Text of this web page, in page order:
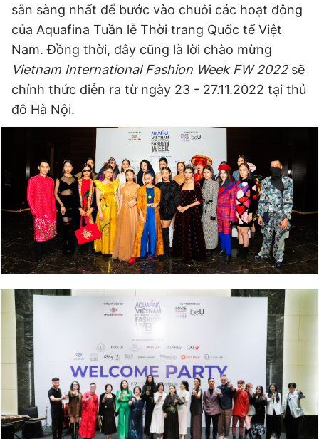
0906 645 777 0908 780 404
Đặt báo Quảng cáo RSS Tòa soạn Chính sách bảo
Tổng biên tập: Nguyễn Ngọc Toàn
Phó tổng biên tập thường trực: Hải Thành
Phó tổng biên tập: Lâm Hiếu Dũng
Phó tổng biên tập: Trần Việt Hưng
Giấy phép xuất bản số 110/GP - BTTTT cấp ngày 24.3.2020
© 2003-2026 Bản quyền thuộc về Báo Thanh Niên. Cấm sao
chép dưới mọi hình thức nếu không có sự chấp thuận bằng văn
bản. Phát triển bởi ePi Technologies, JSC.
sẵn sàng nhất để bước vào chuỗi các hoạt động
của Aquafina Tuần lễ Thời trang Quốc tế Việt
Nam. Đồng thời, đây cũng là lời chào mừng
Vietnam International Fashion Week FW 2022 sẽ
chính thức diễn ra từ ngày 23 - 27.11.2022 tại thủ
đô Hà Nội.